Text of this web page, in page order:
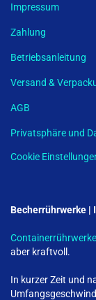
Impressum
Zahlung
Betriebsanleitung
Versand &
AGB
Privatsphäre und
Cookie
Becherrührwerke |
Containerrührwerke
aber kraftvoll.
In kurzer Zeit und